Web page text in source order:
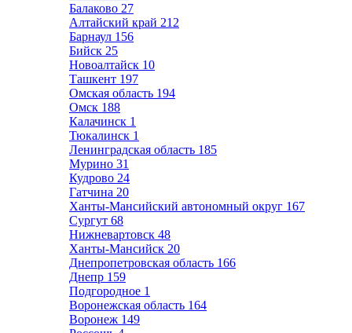
Балаково 27
Алтайский край 212
Барнаул 156
Бийск 25
Новоалтайск 10
Ташкент 197
Омская область 194
Омск 188
Калачинск 1
Тюкалинск 1
Ленинградская область 185
Мурино 31
Кудрово 24
Гатчина 20
Ханты-Мансийский автономный округ 167
Сургут 68
Нижневартовск 48
Ханты-Мансийск 20
Днепропетровская область 166
Днепр 159
Подгородное 1
Воронежская область 164
Воронеж 149